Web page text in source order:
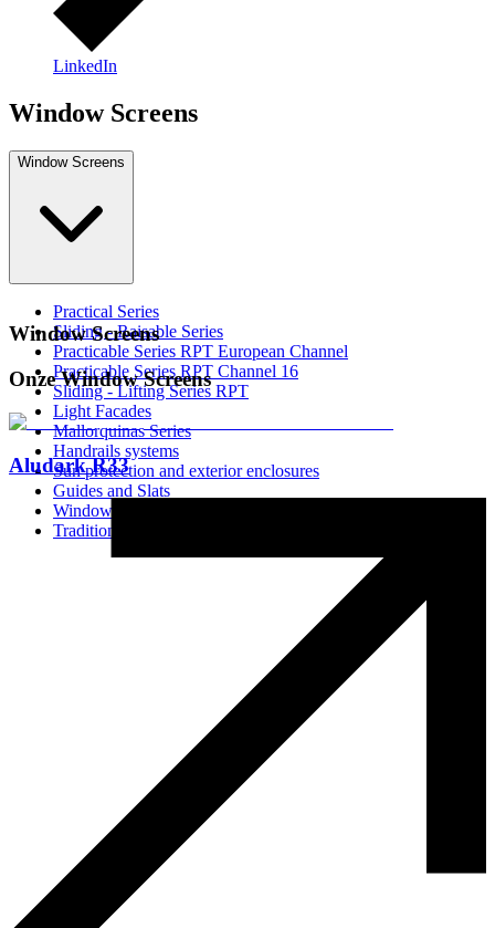
LinkedIn
Window Screens
Window Screens
Practical Series
Sliding - Raisable Series
Practicable Series RPT European Channel
Practicable Series RPT Channel 16
Sliding - Lifting Series RPT
Light Facades
Mallorquinas Series
Handrails systems
Sun protection and exterior enclosures
Guides and Slats
Window Screens
Traditional Systems
Window Screens
Onze Window Screens
Aludark R33